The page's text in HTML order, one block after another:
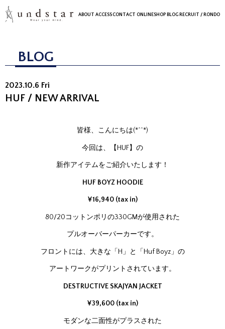
ABOUT ACCESSCONTACT ONLINESHOP BLOG RECRUIT / RONDO
BLOG
2023.10.6 Fri
HUF / NEW ARRIVAL
皆様、こんにちは(*^^*)
今回は、【HUF】の
新作アイテムをご紹介いたします！
HUF BOYZ HOODIE
¥16,940 (tax in)
80/20コットンポリの330GMが使用された
プルオーバーパーカーです。
フロントには、大きな「H」と「Huf Boyz」の
アートワークがプリントされています。
DESTRUCTIVE SKAJYAN JACKET
¥39,600 (tax in)
モダンな二面性がプラスされた